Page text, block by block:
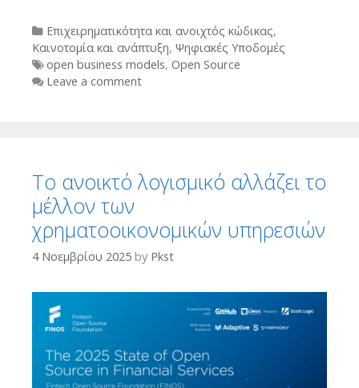
Categories
Επιχειρηματικότητα και ανοιχτός κώδικας,
Καινοτομία και ανάπτυξη, Ψηφιακές Υποδομές
Tags
open business models, Open Source
Leave a comment
Το ανοικτό λογισμικό αλλάζει το
μέλλον των
χρηματοοικονομικών υπηρεσιών
4 Νοεμβρίου 2025 by Pkst